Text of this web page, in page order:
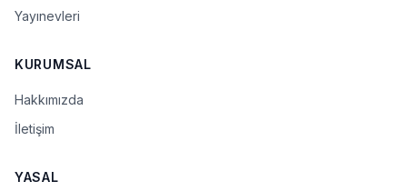
Yayınevleri
KURUMSAL
Hakkımızda
İletişim
YASAL